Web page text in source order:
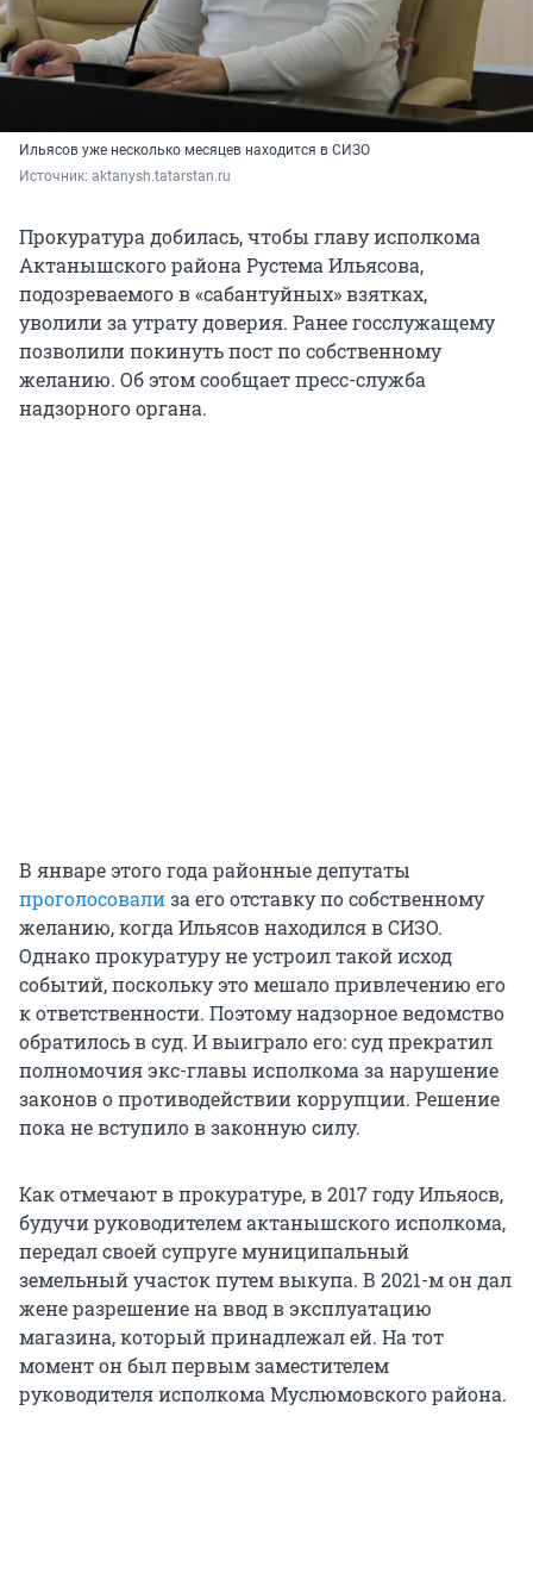
Ильясов уже несколько месяцев находится в СИЗО
Источник: aktanysh.tatarstan.ru
Прокуратура добилась, чтобы главу исполкома
Актанышского района Рустема Ильясова,
подозреваемого в «сабантуйных» взятках,
уволили за утрату доверия. Ранее госслужащему
позволили покинуть пост по собственному
желанию. Об этом сообщает пресс-служба
надзорного органа.
В январе этого года районные депутаты
проголосовализа его отставку по собственному
желанию, когда Ильясов находился в СИЗО.
Однако прокуратуру не устроил такой исход
событий, поскольку это мешало привлечению его
к ответственности. Поэтому надзорное ведомство
обратилось в суд. И выиграло его: суд прекратил
полномочия экс-главы исполкома за нарушение
законов о противодействии коррупции. Решение
пока не вступило в законную силу.
Как отмечают в прокуратуре, в 2017 году Ильяосв,
будучи руководителем актанышского исполкома,
передал своей супруге муниципальный
земельный участок путем выкупа. В 2021-м он дал
жене разрешение на ввод в эксплуатацию
магазина, который принадлежал ей. На тот
момент он был первым заместителем
руководителя исполкома Муслюмовского района.